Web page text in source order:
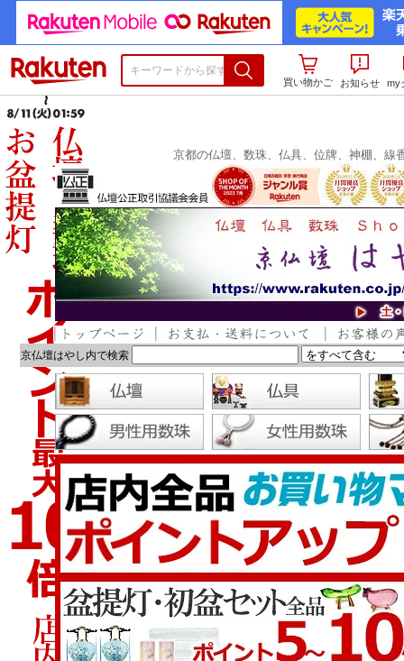
楽天市場
買い物かご
お知らせ my
京都の仏壇、数珠、仏具、位牌、神棚、線
京仏壇はやし内で検索